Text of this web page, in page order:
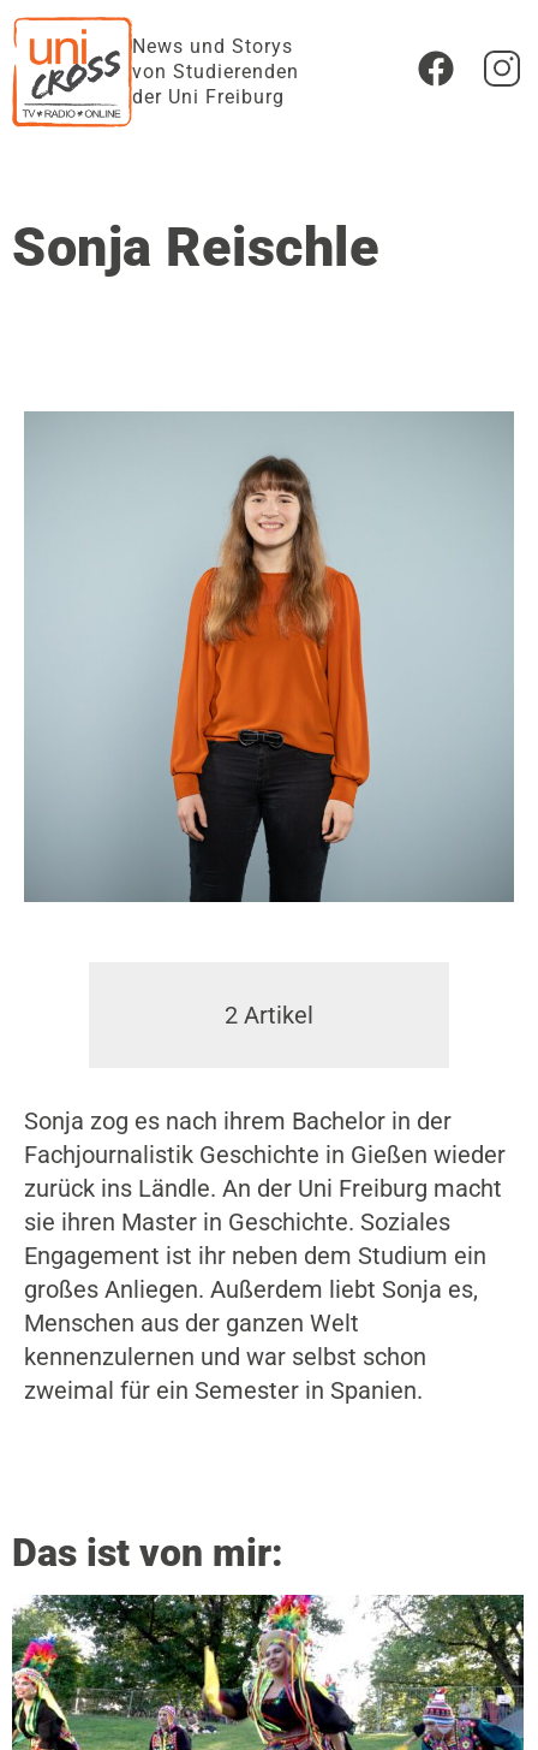
News und Storys
von Studierenden
der Uni Freiburg
Sonja Reischle
2 Artikel
Sonja zog es nach ihrem Bachelor in der
Fachjournalistik Geschichte in Gießen wieder
zurück ins Ländle. An der Uni Freiburg macht
sie ihren Master in Geschichte. Soziales
Engagement ist ihr neben dem Studium ein
großes Anliegen. Außerdem liebt Sonja es,
Menschen aus der ganzen Welt
kennenzulernen und war selbst schon
zweimal für ein Semester in Spanien.
Das ist von mir: